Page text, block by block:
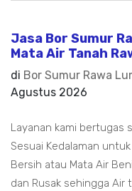
Jasa Bor Sumur
Mata Air Tanah
di Bor Sumur Rawa
Agustus 2026
Layanan kami bertugas
Sesuai Kedalaman
Bersih atau Mata Air
dan Rusak sehingga Air